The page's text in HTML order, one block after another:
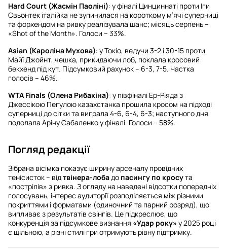
Hard Court (Жасмін Паоліні): у фіналі Цинциннаті проти Іги
Свьонтек італійка не зупинилася на короткому м’ячі суперниці
та форхендом на ривку реалізувала шанс; місяць серпень –
«Shot of the Month». Голоси – 33%.
Asian (Кароліна Мухова): у Токіо, ведучи 3-2 і 30-15 проти
Майї Джойнт, чешка, прикидаючи лоб, поклала кросовий
бекхенд під кут. Підсумковий рахунок – 6-3, 7-5. Частка
голосів – 46%.
WTA Finals (Олена Рибакіна): у півфіналі Ер-Ріяда з
Джессікою Пегулою казахстанка прошила кросом на підході
суперниці до сітки та виграла 4-6, 6-4, 6-3; наступного дня
подолала Аріну Сабаленко у фіналі. Голоси – 58%.
Погляд редакції
Зібрана вісімка показує ширину арсеналу провідних
тенісисток – відтвінера-лоба до пасингу по кросута
«пострілів» з ривка. З огляду на наведені відсотки попередніх
голосувань, інтерес аудиторії розподіляється між різними
покриттями і форматами (одиночний та парний розряд), що
випливає з результатів свінгів. Це підкреслює, що
конкуренція за підсумкове визнання «Удар року» у 2025 році
є щільною, а різні стилі гри отримують рівну підтримку.